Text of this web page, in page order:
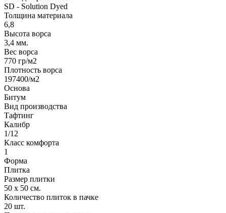
SD - Solution Dyed
Толщина материала
6,8
Высота ворса
3,4 мм.
Вес ворса
770 гр/м2
Плотность ворса
197400/м2
Основа
Битум
Вид производства
Тафтинг
Калибр
1/12
Класс комфорта
1
Форма
Плитка
Размер плитки
50 х 50 см.
Количество плиток в пачке
20 шт.